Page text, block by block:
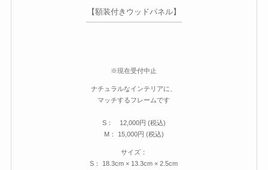
【額装付きウッドパネル】
※現在受付中止
ナチュラルなインテリアに、
マッチするフレームです
S： 12,000円 (税込)
M： 15,000円 (税込)
サイズ：
S： 18.3cm × 13.3cm × 2.5cm